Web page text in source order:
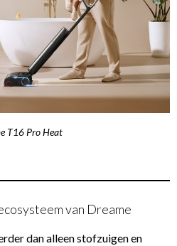
T16 Pro Heat
van Dreame
dan alleen stofzuigen en